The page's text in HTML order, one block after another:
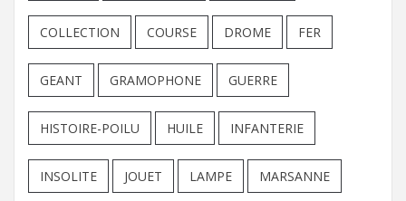
COLLECTION COURSE DROME FER
GEANT GRAMOPHONE GUERRE
HISTOIRE-POILU HUILE INFANTERIE
INSOLITE JOUET LAMPE MARSANNE